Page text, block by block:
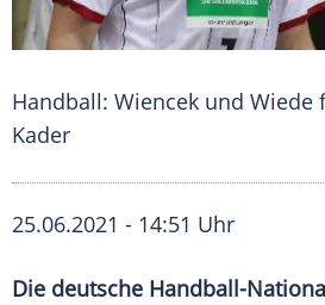
Handball: Wiencek und
Kader
25.06.2021 - 14:51 Uhr
Die deutsche Handball-